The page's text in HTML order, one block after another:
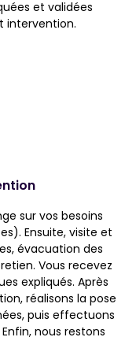
et validées
intervention.
sur vos besoins
Ensuite, visite et
évacuation des
Vous recevez
expliqués. Après
réalisons la pose
puis effectuons
nous restons